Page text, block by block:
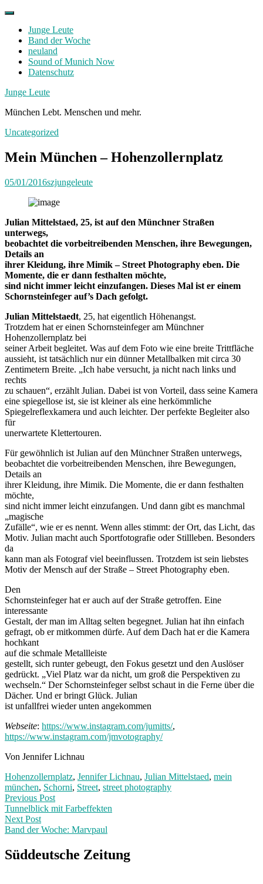
Skip
contentJunge Leute
Band der Woche
neuland
Sound of Munich Now
Datenschutz
Facebook
Twitter
Instagram
Junge Leute
München Lebt. Menschen und mehr.
Uncategorized
Mein München – Hohenzollernplatz
05/01/2016szjungeleute
Julian Mittelstaed, 25, ist auf den Münchner Straßen
unterwegs,
beobachtet die vorbeitreibenden Menschen, ihre Bewegungen,
Details an
ihrer Kleidung, ihre Mimik – Street Photography eben. Die
Momente, die er dann festhalten möchte,
sind nicht immer leicht einzufangen. Dieses Mal ist er einem
Schornsteinfeger auf’s Dach gefolgt.
Julian Mittelstaedt, 25, hat eigentlich Höhenangst.
Trotzdem hat er einen Schornsteinfeger am Münchner
Hohenzollernplatz bei
seiner Arbeit begleitet. Was auf dem Foto wie eine breite Trittfläche
aussieht, ist tatsächlich nur ein dünner Metallbalken mit circa 30
Zentimetern Breite. „Ich habe versucht, ja nicht nach links und
rechts
zu schauen“, erzählt Julian. Dabei ist von Vorteil, dass seine Kamera
eine spiegellose ist, sie ist kleiner als eine herkömmliche
Spiegelreflexkamera und auch leichter. Der perfekte Begleiter also
für
unerwartete Klettertouren.
Für gewöhnlich ist Julian auf den Münchner Straßen unterwegs,
beobachtet die vorbeitreibenden Menschen, ihre Bewegungen,
Details an
ihrer Kleidung, ihre Mimik. Die Momente, die er dann festhalten
möchte,
sind nicht immer leicht einzufangen. Und dann gibt es manchmal
„magische
Zufälle“, wie er es nennt. Wenn alles stimmt: der Ort, das Licht, das
Motiv. Julian macht auch Sportfotografie oder Stillleben. Besonders
da
kann man als Fotograf viel beeinflussen. Trotzdem ist sein liebstes
Motiv der Mensch auf der Straße – Street Photography eben.
Den
Schornsteinfeger hat er auch auf der Straße getroffen. Eine
interessante
Gestalt, der man im Alltag selten begegnet. Julian hat ihn einfach
gefragt, ob er mitkommen dürfe. Auf dem Dach hat er die Kamera
hochkant
auf die schmale Metallleiste
gestellt, sich runter gebeugt, den Fokus gesetzt und den Auslöser
gedrückt. „Viel Platz war da nicht, um groß die Perspektiven zu
wechseln.“ Der Schornsteinfeger selbst schaut in die Ferne über die
Dächer. Und er bringt Glück. Julian
ist unfallfrei wieder unten angekommen
Webseite: https://www.instagram.com/jumitts/,
https://www.instagram.com/jmvotography/
Von Jennifer Lichnau
Hohenzollernplatz, Jennifer Lichnau, Julian Mittelstaed, mein
münchen, Schorni, Street, street photography
Post
navigation
Previous PostPrevious
post:
Tunnelblick mit Farbeffekten
Next Post
Band der Woche: Marvpaul
Post:
Süddeutsche Zeitung